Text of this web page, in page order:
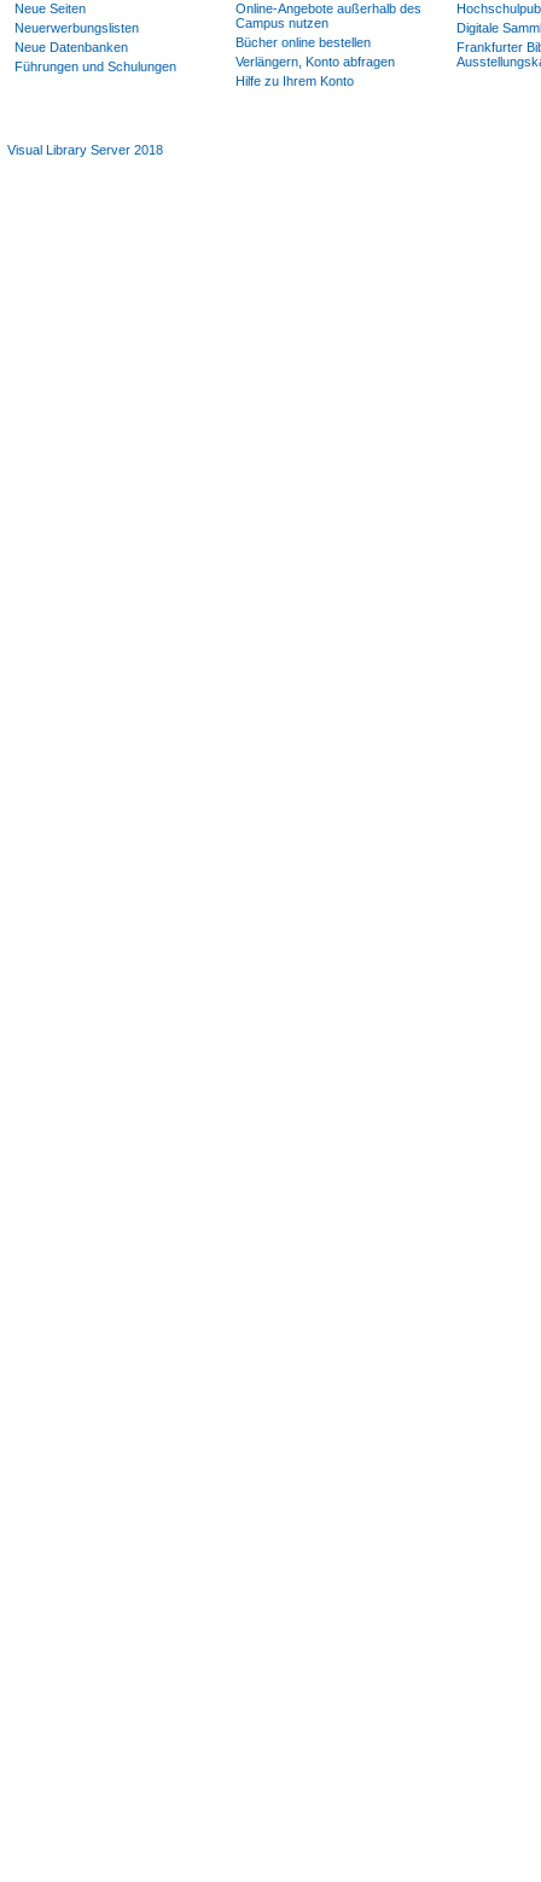
Neue Seiten
Neuerwerbungslisten
Neue Datenbanken
Führungen und Schulungen
Online-Angebote außerhalb des
Campus nutzen
Bücher online bestellen
Verlängern, Konto abfragen
Hilfe zu Ihrem Konto
Digitale
Frankfurter
Visual Library Server 2018